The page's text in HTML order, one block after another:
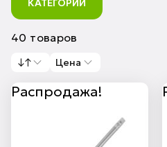
40 товаров
↓↑ Цена
Распродажа!